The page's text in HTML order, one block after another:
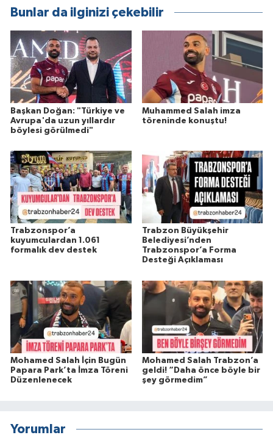
Bunlar da ilginizi çekebilir
Başkan Doğan: "Türkiye ve
Avrupa'da uzun yıllardır
böylesi görülmedi"
Muhammed Salah imza
töreninde konuştu!
Trabzonspor’a
kuyumculardan 1.061
formalık dev destek
Trabzon Büyükşehir
Belediyesi’nden
Trabzonspor’a Forma
Desteği Açıklaması
Mohamed Salah İçin Bugün
Papara Park’ta İmza Töreni
Düzenlenecek
Mohamed Salah Trabzon’a
geldi! “Daha önce böyle bir
şey görmedim”
Yorumlar